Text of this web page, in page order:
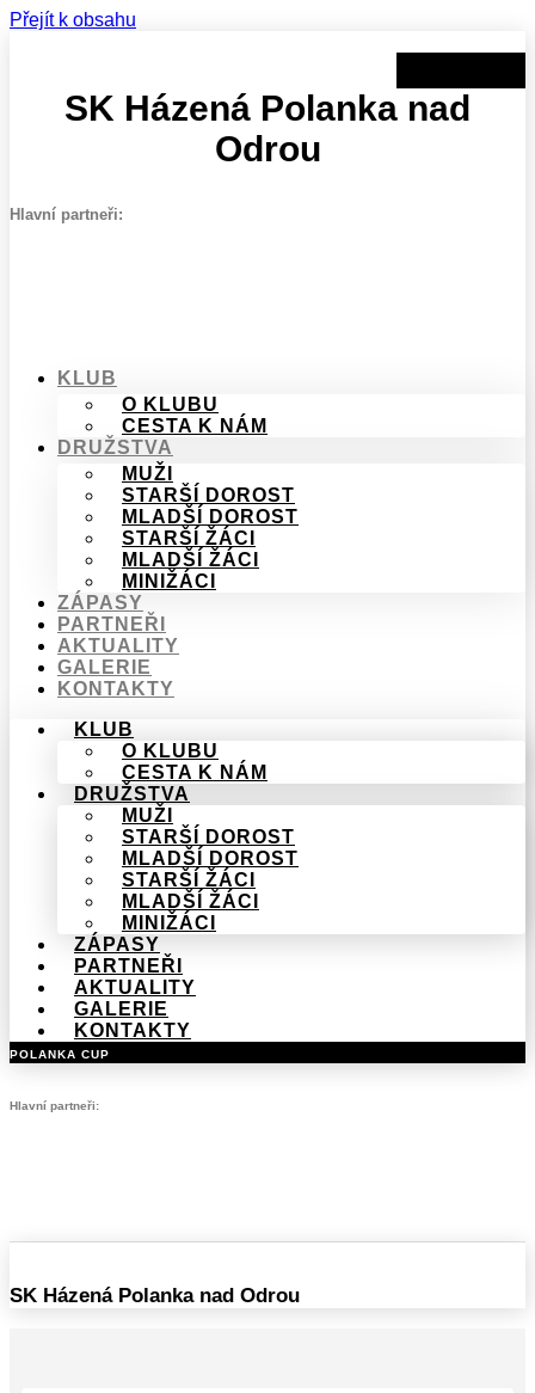
Přejít k obsahu
SK Házená Polanka nad
Odrou
Hlavní partneři:
KLUB
O KLUBU
CESTA K NÁM
DRUŽSTVA
MUŽI
STARŠÍ DOROST
MLADŠÍ DOROST
STARŠÍ ŽÁCI
MLADŠÍ ŽÁCI
MINIŽÁCI
ZÁPASY
PARTNEŘI
AKTUALITY
GALERIE
KONTAKTY
KLUB
O KLUBU
CESTA K NÁM
DRUŽSTVA
MUŽI
STARŠÍ DOROST
MLADŠÍ DOROST
STARŠÍ ŽÁCI
MLADŠÍ ŽÁCI
MINIŽÁCI
ZÁPASY
PARTNEŘI
AKTUALITY
GALERIE
KONTAKTY
POLANKA CUP
Hlavní partneři:
SK Házená Polanka nad Odrou